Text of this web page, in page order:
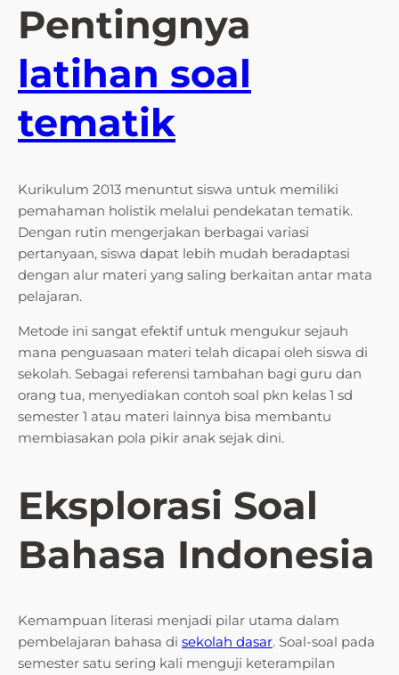
Pentingnya
latihan soal
tematik
Kurikulum 2013 menuntut siswa untuk memiliki
pemahaman holistik melalui pendekatan tematik.
Dengan rutin mengerjakan berbagai variasi
pertanyaan, siswa dapat lebih mudah beradaptasi
dengan alur materi yang saling berkaitan antar mata
pelajaran.
Metode ini sangat efektif untuk mengukur sejauh
mana penguasaan materi telah dicapai oleh siswa di
sekolah. Sebagai referensi tambahan bagi guru dan
orang tua, menyediakan contoh soal pkn kelas 1 sd
semester 1 atau materi lainnya bisa membantu
membiasakan pola pikir anak sejak dini.
Eksplorasi Soal
Bahasa Indonesia
Kemampuan literasi menjadi pilar utama dalam
pembelajaran bahasa di sekolah dasar. Soal-soal pada
semester satu sering kali menguji keterampilan